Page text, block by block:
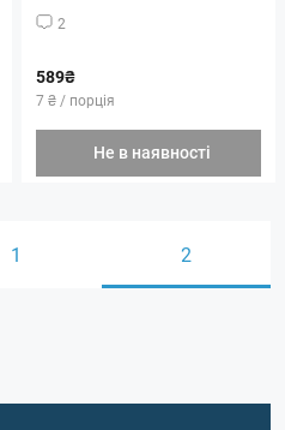
2
589₴
7 ₴ / порція
Не в наявності
1 2